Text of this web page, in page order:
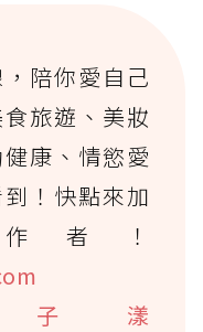
陪你愛自己
旅遊、美妝
康、情慾愛
！快點來加
者！
漾